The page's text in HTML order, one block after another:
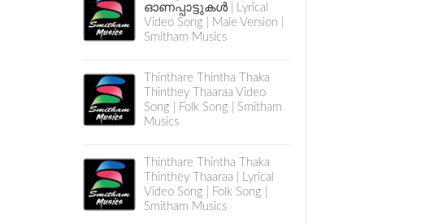
ഓണപ്പാട്ടുകൾ | Lyrical
Video Song | Male Version |
Smitham Musics
Thinthare Thintha Thaka
Thinthey Thaaraa Video
Song | Folk Song | Smitham
Musics
Thinthare Thintha Thaka
Thinthey Thaaraa | Lyrical
Video Song | Folk Song |
Smitham Musics